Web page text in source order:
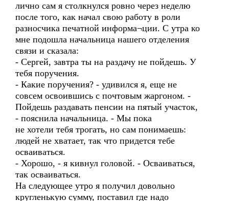
лично сам я столкнулся ровно через неделю
после того, как начал свою работу в роли
разносчика печатной информа¬ции. С утра ко
мне подошла начальница нашего отделения
связи и сказала:
- Сергей, завтра ты на раздачу не пойдешь. У
тебя поручения.
- Какие поручения? - удивился я, еще не
совсем освоившись с почтовым жаргоном. -
Пойдешь раздавать пенсии на пятый участок,
- пояснила начальница. - Мы пока
не хотели тебя трогать, но сам понимаешь:
людей не хватает, так что придется тебе
осваиваться.
- Хорошо, - я кивнул головой. - Осваиваться,
так осваиваться.
На следующее утро я получил довольно
кругленькую сумму, поставил где надо